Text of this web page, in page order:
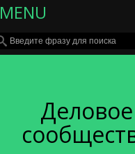
MENU
Деловое